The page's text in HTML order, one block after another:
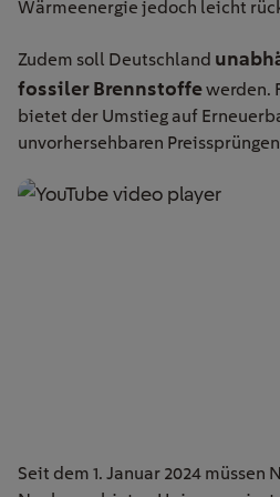
Wärmeenergie jedoch leicht
Zudem soll Deutschland
fossiler Brennstoffewerden.
bietet der Umstieg auf
unvorhersehbaren
Seit dem 1. Januar 2024 müssen